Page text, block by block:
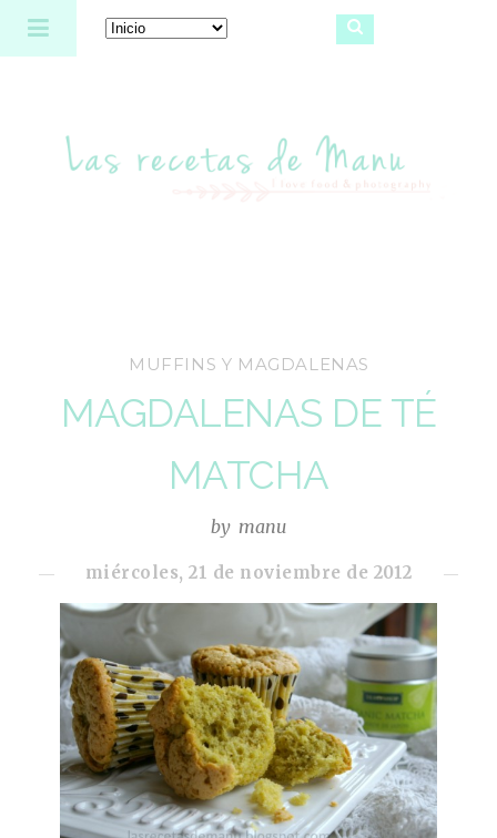
Las recetas de Manu
MUFFINS Y MAGDALENAS
MAGDALENAS DE TÉ
MATCHA
by manu
miércoles, 21 de noviembre de 2012